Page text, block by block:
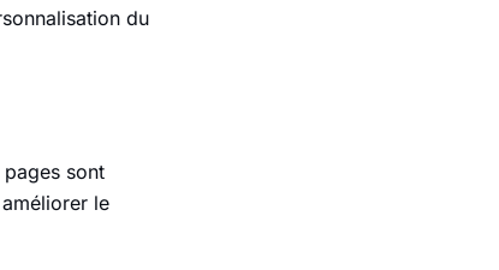
du
sont
le